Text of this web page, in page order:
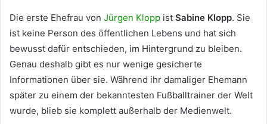
Die erste Ehefrau von Jürgen Klopp ist Sabine Klopp. Sie
ist keine Person des öffentlichen Lebens und hat sich
bewusst dafür entschieden, im Hintergrund zu bleiben.
Genau deshalb gibt es nur wenige gesicherte
Informationen über sie. Während ihr damaliger Ehemann
später zu einem der bekanntesten Fußballtrainer der Welt
wurde, blieb sie komplett außerhalb der Medienwelt.